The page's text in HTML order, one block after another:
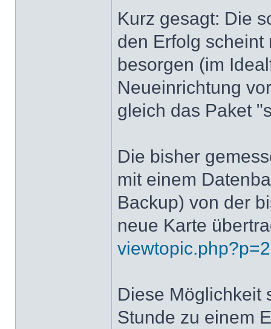
Kurz gesagt: Die
den Erfolg scheint
besorgen (im
Neueinrichtung
gleich das Paket
Die bisher
mit einem
Backup) von der
neue Karte
Diese Möglichkeit
Stunde zu einem